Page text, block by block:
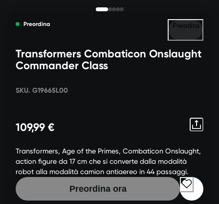
Preordina Preordina
Transformers Combaticon Onslaught
Commander Class
SKU. G19665L00
109,99 €
Transformers, Age of the Primes, Combaticon Onslaught,
action figure da 17 cm che si converte dalla modalità
robot alla modalità camion antiaereo in 44 passaggi.
Preordina ora